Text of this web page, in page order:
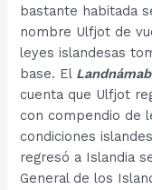
bastante habitada
nombre Ulfjot de
leyes islandesas
base. El
cuenta que Ulfjot
con compendio de
condiciones
regresó a Islandia
General de los